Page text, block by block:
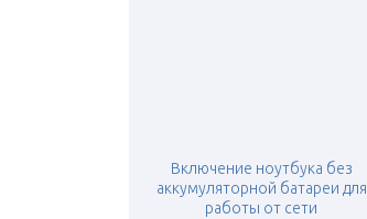
Включение ноутбука без
аккумуляторной батареи для
работы от сети